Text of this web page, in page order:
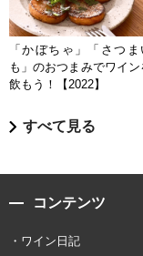
「かぼちゃ」「さつま
も」のおつまみでワイン
飲もう！【2022】
すべて見る
コンテンツ
ワイン日記